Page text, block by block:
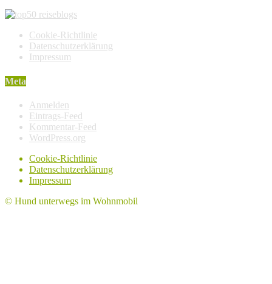
Cookie-Richtlinie
Datenschutzerklärung
Impressum
Meta
Anmelden
Eintrags-Feed
Kommentar-Feed
WordPress.org
Cookie-Richtlinie
Datenschutzerklärung
Impressum
© Hund unterwegs im Wohnmobil